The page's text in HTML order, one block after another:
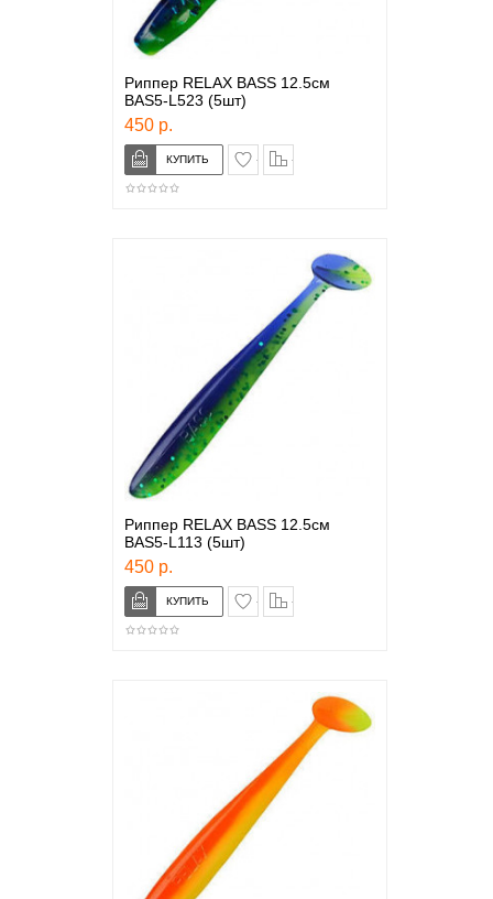
Риппер RELAX BASS 12.5см
BAS5-L523 (5шт)
450 р.
в закладки
Риппер RELAX BASS 12.5см
BAS5-L113 (5шт)
450 р.
в закладки